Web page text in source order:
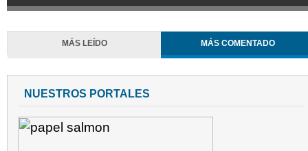
MÁS LEÍDO MÁS COMENTADO
NUESTROS PORTALES